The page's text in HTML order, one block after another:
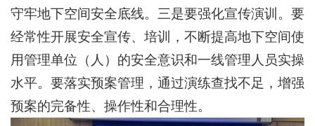
守牢地下空间安全底线。三是要强化宣传演训。要
经常性开展安全宣传、培训，不断提高地下空间使
用管理单位（人）的安全意识和一线管理人员实操
水平。要落实预案管理，通过演练查找不足，增强
预案的完备性、操作性和合理性。